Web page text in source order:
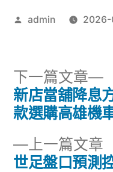
作
admin 2026-
文
導
上一篇文章
世足盤口預測
下一篇文章
下
新店當舖降息
款選購高雄機